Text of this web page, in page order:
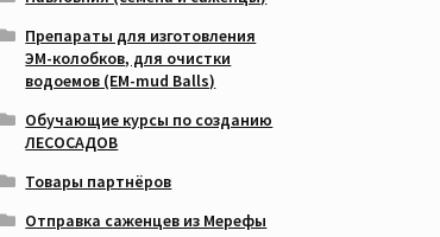
Препараты для изготовления
ЭМ-колобков, для очистки
водоемов (EM-mud Balls)
Обучающие курсы по созданию
ЛЕСОСАДОВ
Товары партнёров
Отправка саженцев из Мерефы